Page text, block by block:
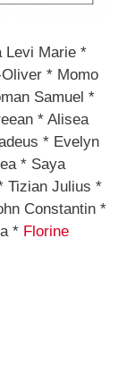
Levi Marie *
* Momo
Samuel *
* Alisea
* Evelyn
* Saya
Tizian Julius *
Constantin *
* Florine